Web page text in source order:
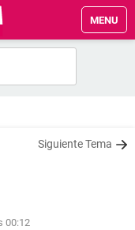
MENU
Siguiente Tema
00:12